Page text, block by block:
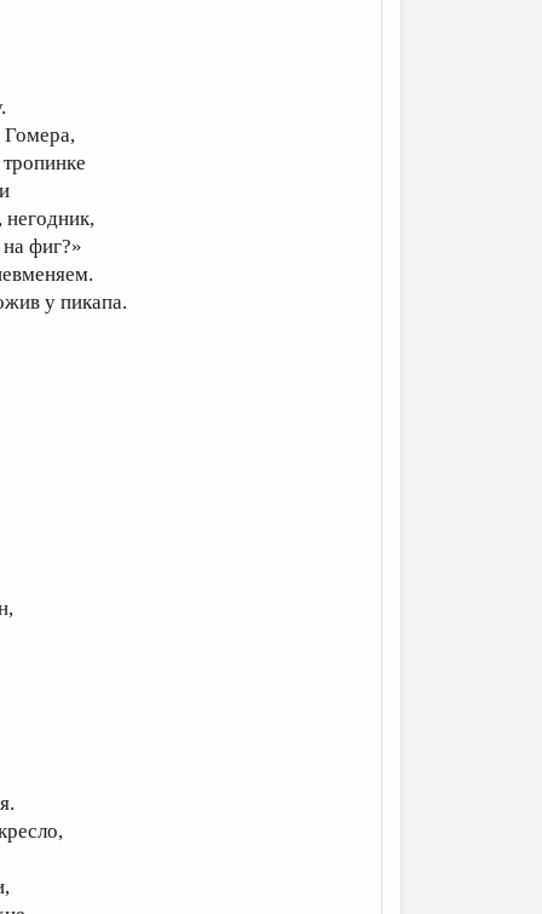
Гомера,
фиг?»
у пикапа.